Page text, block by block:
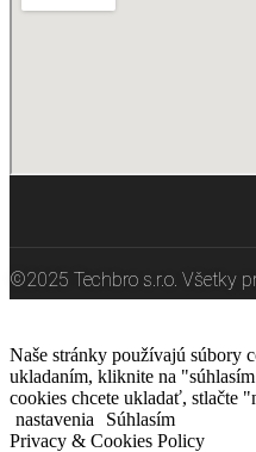
©2025 Techbro s.r.o. Všetky
Naše stránky používajú súbory
ukladaním, kliknite na
cookies chcete ukladať, stlačte
nastavenia
Súhlasím
Privacy & Cookies Policy